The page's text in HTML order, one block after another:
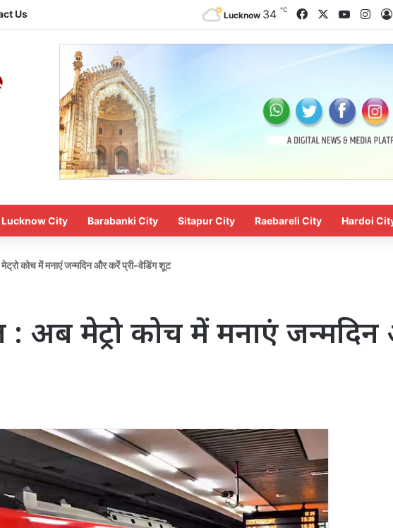
Us Lucknow 34 ℃ FacebookYouTube
Lucknow City Barabanki City Sitapur City Raebareli City Hardoi
कोच में मनाएं जन्मदिन और करें प्री-वेडिंग शूट
: अब मेट्रो कोच में मनाएं